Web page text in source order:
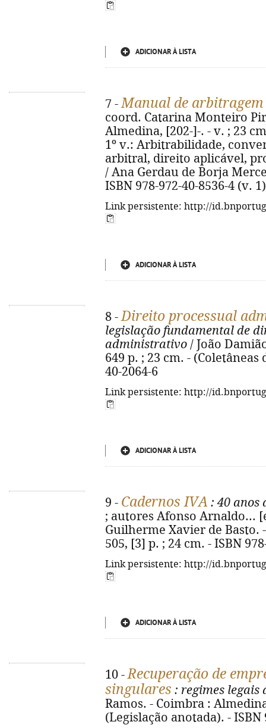
ADICIONAR À LISTA
7 -Manual de
coord. Catarina Monteiro
Almedina, [202-]-. - v. ; 23
1º v.: Arbitrabilidade,
arbitral, direito aplicável,
/ Ana Gerdau de Borja
ISBN 978-972-40-8536-4 (v. 1)
Link persistente: http://
ADICIONAR À LISTA
8 -Direito processual
legislação fundamental de
administrativo / João
649 p. ; 23 cm. - (Coletâneas
40-2064-6
Link persistente: http://
ADICIONAR À LISTA
9 - Cadernos IVA : 40 anos
; autores Afonso Arnaldo...
Guilherme Xavier de Basto.
505, [3] p. ; 24 cm. - ISBN
Link persistente: http://
ADICIONAR À LISTA
10 -Recuperação de
singulares : regimes legais
Ramos. - Coimbra :
(Legislação anotada). - ISBN